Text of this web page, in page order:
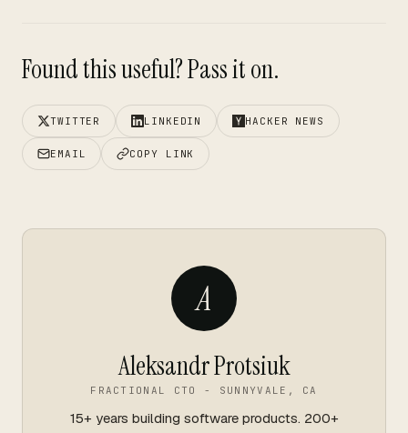
Found this useful? Pass it on.
TWITTER LINKEDIN HACKER NEWS
EMAIL COPY LINK
A
Aleksandr Protsiuk
FRACTIONAL CTO - SUNNYVALE, CA
15+ years building software products. 200+